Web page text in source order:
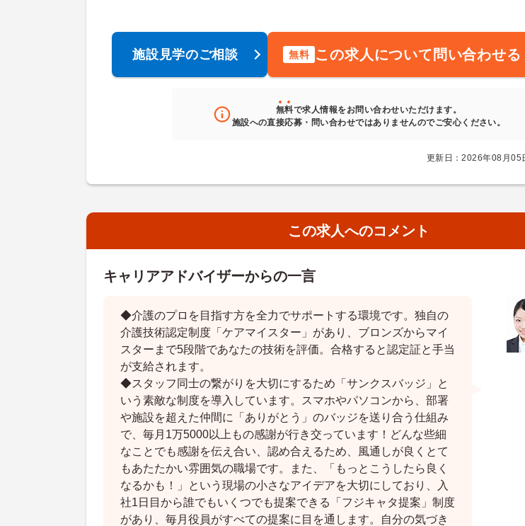
施設見学のご相談 無料 この求人について問い合わせる
無料で求人情報をお問い合わせいただけます。
施設への直接応募・問い合わせではありませんのでご安心ください。
更新日：2026年08月
この求人へのコメント
キャリアアドバイザーからの一言
◆介護のプロを目指す方を全力でサポートする環境です。独自の
介護技術認定制度「ケアマイスター」があり、ブロンズからマイ
スターまで5段階であなたの技術を評価。合格すると認定証と手当
が支給されます。
◆スタッフ同士の繋がりを大切にするため「サンクスバッジ」と
いう素敵な制度を導入しています。スマホやパソコンから、部署
や施設を超えた仲間に「ありがとう」のバッジを送り合う仕組み
で、毎月1万5000以上もの感謝が行き交っています！どんな些細
なことでも感謝を伝え合い、認め合えるため、風通しが良くとて
もあたたかい雰囲気の職場です。また、「もっとこうしたら良く
なるかも！」という現場の小さなアイデアを大切にしており、入
社1日目から誰でもいくつでも提案できる「フジキャタ提案」制度
があり、毎月役員がすべての提案に目を通します。自分の気づき